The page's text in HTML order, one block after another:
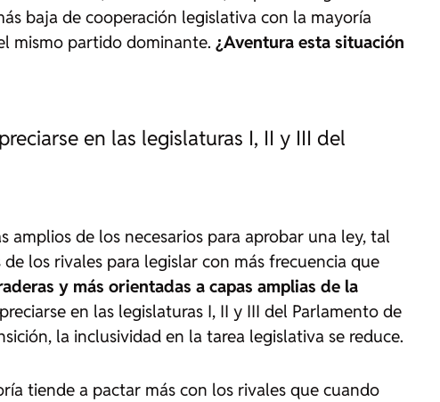
baja de cooperación legislativa con la mayoría
mismo partido dominante. ¿Aventura esta situación
en las legislaturas I, II y III del
amplios de los necesarios para aprobar una ley, tal
los rivales para legislar con más frecuencia que
y más orientadas a capas amplias de la
en las legislaturas I, II y III del Parlamento de
la inclusividad en la tarea legislativa se reduce.
tiende a pactar más con los rivales que cuando